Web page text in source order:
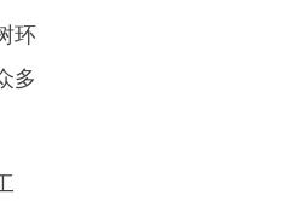
环
多